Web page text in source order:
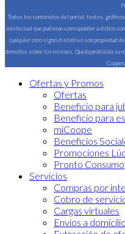
Todos los contenidos del portal, textos,
intelectual que pudieran corresponder a dichos
cualquier otro signo distintivo son propiedad
derechos sobre los mismos. Queda prohibida su
Ofertas y Promos
Ofertas
Beneficio para
Beneficio para
miCoope
Beneficios
Promociones
Pronto Consumo
Servicios
Compras por
Cobro de
Cargas virtuales
Envíos a domicilio